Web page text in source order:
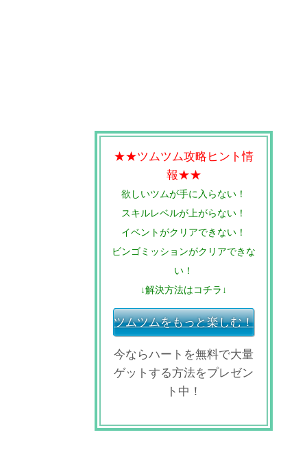
★★ツムツム攻略ヒント情
報★★
欲しいツムが手に入らない！
スキルレベルが上がらない！
イベントがクリアできない！
ビンゴミッションがクリアできな
い！
↓解決方法はコチラ↓
ツムツムをもっと楽しむ！
今ならハートを無料で大量
ゲットする方法をプレゼン
ト中！